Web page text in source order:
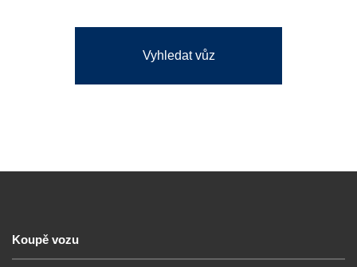
Vyhledat vůz
Koupě vozu